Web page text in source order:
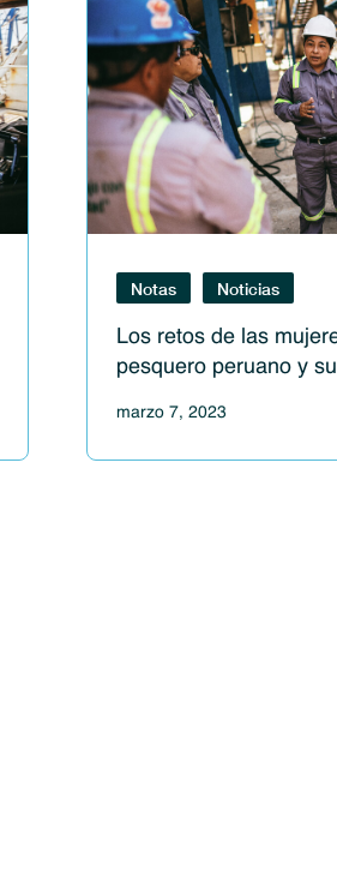
Notas Noticias
Los retos de las
pesquero peruano y
marzo 7, 2023